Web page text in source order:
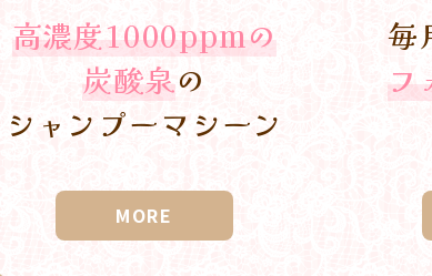
高濃度1000ppmの
炭酸泉の
シャンプーマシーン
MORE
毎
フ